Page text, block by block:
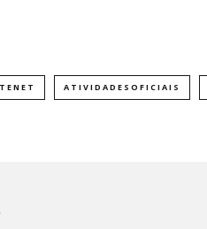
ATIVIDADESOFICIAIS